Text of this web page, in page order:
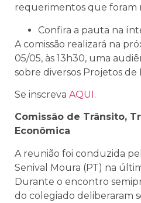
requerimentos que foram
Confira a pauta na
A comissão realizará na
05/05, às 13h30, uma
sobre diversos Projetos de
Se inscreva AQUI.
Comissão de Trânsito,
Econômica
A reunião foi conduzida
Senival Moura (PT) na
Durante o encontro
do colegiado deliberaram